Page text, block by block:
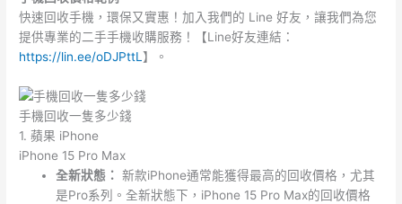
快速回收手機，環保又實惠！加入我們的 Line 好友，讓我們為您
提供專業的二手手機收購服務！【Line好友連結：
https://lin.ee/oDJPttL】。
手機回收一隻多少錢
1. 蘋果 iPhone
iPhone 15 Pro Max
全新狀態： 新款iPhone通常能獲得最高的回收價格，尤其
是Pro系列。全新狀態下，iPhone 15 Pro Max的回收價格